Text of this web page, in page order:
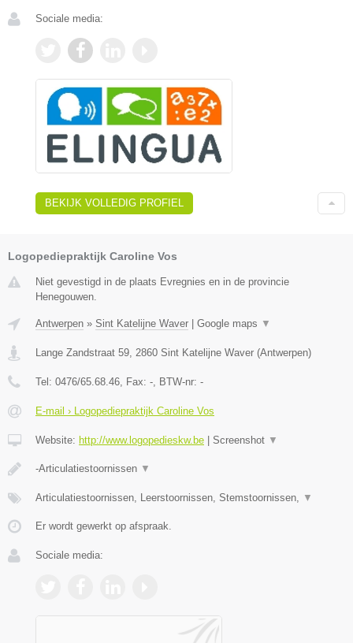
Sociale media:
BEKIJK VOLLEDIG PROFIEL
Logopediepraktijk Caroline Vos
Niet gevestigd in de plaats Evregnies en in de provincie
Henegouwen.
Antwerpen » Sint Katelijne Waver Google maps ▼
Lange Zandstraat 59, 2860 Sint Katelijne Waver (Antwerpen)
Tel: 0476/65.68.46, Fax: -, BTW-nr: -
E-mail › Logopediepraktijk Caroline Vos
Website: http://www.logopedieskw.be Screenshot ▼
-Articulatiestoornissen ▼
Articulatiestoornissen, Leerstoornissen, Stemstoornissen, ▼
Er wordt gewerkt op afspraak.
Sociale media: